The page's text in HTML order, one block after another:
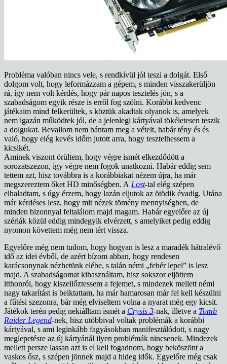
Probléma valóban nincs vele, s rendkívül jól teszi a dolgát. Első
dolgom volt, hogy leformázzam a gépem, s minden visszakerüljön
rá, így nem volt kérdés, hogy pár napos tesztelés jön, s a
szabadságom egyik része is erről fog szólni. Korábbi kedvenc
játékaim mind felkerültek, s köztük akadtak olyanok is, amelyek
nem igazán működtek jól, de a jelenlegi kártyával tökéletesen teszik
a dolgukat. Bevallom nem bántam meg a vételt, habár tény és és
való, hogy elég kevés időm jutott arra, hogy tesztelhessem a
kicsikét.
Aminek viszont örültem, hogy végre ismét elkezdődött a
sorozatszezon, így végre nem fogok unatkozni. Habár eddig sem
tettem azt, hisz továbbra is a korábbiakat nézem újra, ha már
megszereztem őket HD minőségben. A Lost-tal elég szépen
elhaladtam, s úgy érzem, hogy lazán eljutok az ötödik évadig. Utána
már kérdéses lesz, hogy mit nézek tömény mennyiségben, de
minden bizonnyal feltalálom majd magam. Habár egyelőre az új
szériák közül eddig mindegyik elvérzett, s amelyiket pedig eddig
nyomon követtem még nem tért vissza.
Egyelőre még nem tudom, hogy hogyan is lesz a maradék hátralévő
idő az idei évből, de azért bízom abban, hogy rendesen
karácsonynak nézhetünk elébe, s talán némi „fehér lepel” is lesz
majd. A szabadságomat kihasználtam, hisz sokszor eljöttem
itthonról, hogy kiszellőztessem a fejemet, s mindezek mellett némi
nagy takarítást is beiktattam, ha már hamarosan már fel kell készülni
a fűtési szezonra, bár még elviseltem volna a nyarat még egy kicsit.
Játékok terén pedig nekiálltam ismét a Crysis 3-nak, illetve a Tomb
Raider Legend-nek, hisz utóbbival voltak problémák a korábbi
kártyával, s ami leginkább fagyásokban manifesztálódott, s nagy
meglepetésre az új kártyánál ilyen problémák nincsenek. Mindezek
mellett persze lassan azt is el kell fogadnom, hogy beköszönt a
vaskos ősz, s szépen jönnek majd a hideg idők. Egyelőre még csak